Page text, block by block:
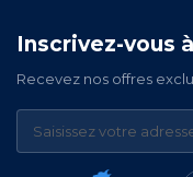
Inscrivez-vous
Recevez nos offres